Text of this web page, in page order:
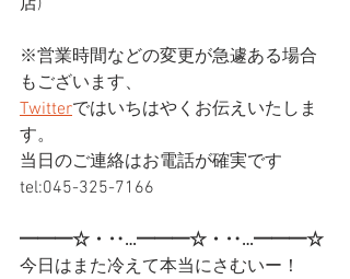
店)
※営業時間などの変更が急遽ある場合
もございます、
Twitterではいちはやくお伝えいたしま
す。
当日のご連絡はお電話が確実です
tel:045-325-7166
━━━☆・‥…━━━☆・‥…━━━☆
今日はまた冷えて本当にさむいー！